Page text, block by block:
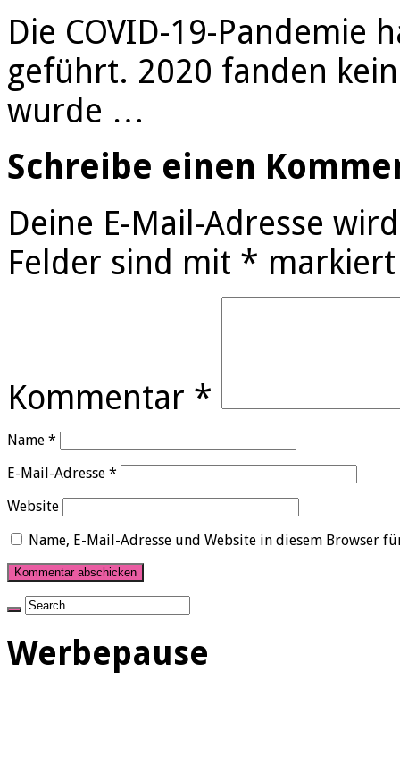
Die COVID-19-Pandemie
geführt. 2020 fanden
wurde …
Schreibe einen
Deine E-Mail-Adresse
Felder sind mit * markiert
Kommentar *
Name *
E-Mail-Adresse *
Website
Name, E-Mail-Adresse und Website in diesem Browser
Werbepause